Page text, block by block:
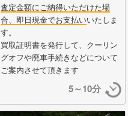
査定金額にご納得いただけた場
合、即日現金でお支払いいたしま
す。
買取証明書を発行して、クーリン
グオフや廃車手続きなどについて
ご案内させて頂きます
5～10分